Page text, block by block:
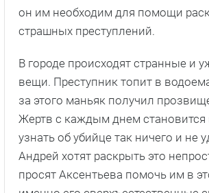
он им необходим для помощи
страшных преступлений.
В городе происходят странные и
вещи. Преступник топит в
за этого маньяк получил
Жертв с каждым днем становится
узнать об убийце так ничего и не
Андрей хотят раскрыть это
просят Аксентьева помочь им в